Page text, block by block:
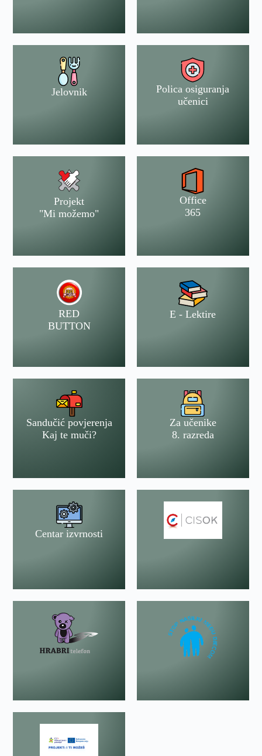
Jelovnik
Polica osiguranja
učenici
Projekt
"Mi možemo"
Office
365
RED
BUTTON
E - Lektire
Sandučić povjerenja
Kaj te muči?
Za učenike
8. razreda
Centar izvrnosti